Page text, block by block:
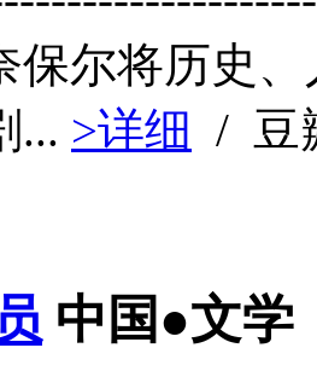
保尔将历史
... >详细 / 豆
中国●文学